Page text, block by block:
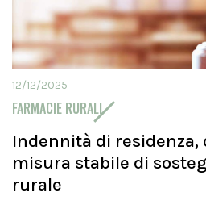
12/12/2025
FARMACIE RURALI
Indennità di residenza,
misura stabile di
rurale